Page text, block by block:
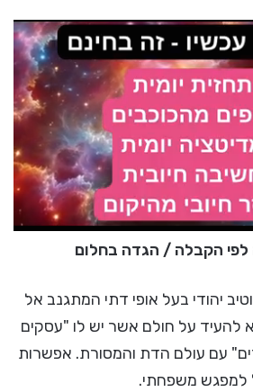
לפי הקבלה / הגדה בחלום
יהודי בעל אופי דתי המתגנב אל
להעיד על חולם אשר יש לו "עסקים
עם עולם הדת והמסורת. אפשרות
למפגש משפחתי.